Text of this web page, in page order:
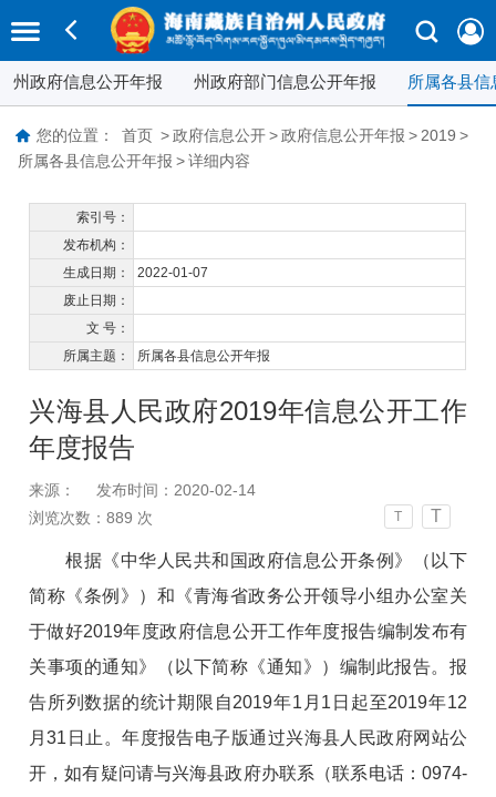
州政府信息公开年报 州政府部门信息公开年报 所属各县
您的位置： 首页 > 政府信息公开 > 政府信息公开年报 > 2019 >
所属各县信息公开年报 > 详细内容
索引号：
发布机构：
生成日期：
2022-01-07
废止日期：
文 号：
所属主题：
所属各县信息公开年报
兴海县人民政府2019年信息公开工作
年度报告
来源：
发布时间：2020-02-14
浏览次数：889 次 T T
根据《中华人民共和国政府信息公开条例》（以下
简称《条例》）和《青海省政务公开领导小组办公室关
于做好2019年度政府信息公开工作年度报告编制发布有
关事项的通知》（以下简称《通知》）编制此报告。报
告所列数据的统计期限自2019年1月1日起至2019年12
月31日止。年度报告电子版通过兴海县人民政府网站公
开，如有疑问请与兴海县政府办联系（联系电话：0974-